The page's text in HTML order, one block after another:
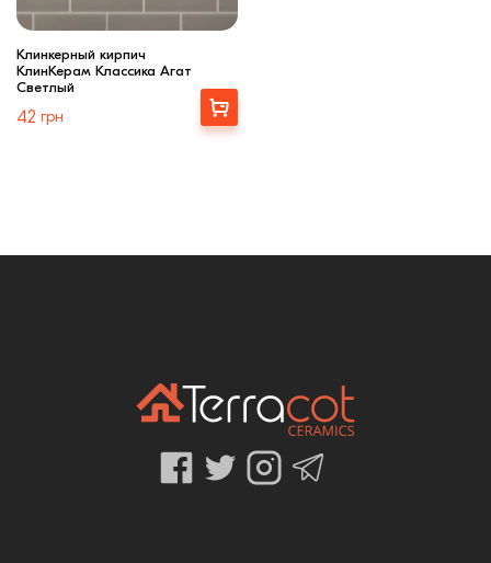
Клинкерный кирпич
КлинКерам Классика Агат
Светлый
42 грн
Выбрать